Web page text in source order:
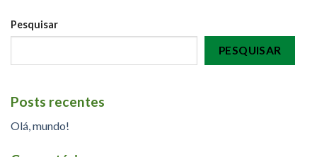
Pesquisar
PESQUISAR
Posts recentes
Olá, mundo!